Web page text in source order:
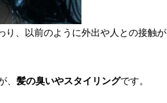
り、以前のように外出や人との接触が
髪の臭いやスタイリングです。